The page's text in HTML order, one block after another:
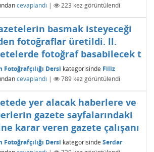
cevaplandı | 223 kez görüntülendi
basmak isteyeceği
fotoğraflar üretildi. ll.
fotoğraf basabilecek t
Fotoğrafçılığı Dersi kategorisinde Filiz
cevaplandı | 789kez görüntülendi
yer alacak haberlere ve
gazete sayfalarındaki
karar veren gazete çalışanı
Fotoğrafçılığı Dersi kategorisinde Serdar